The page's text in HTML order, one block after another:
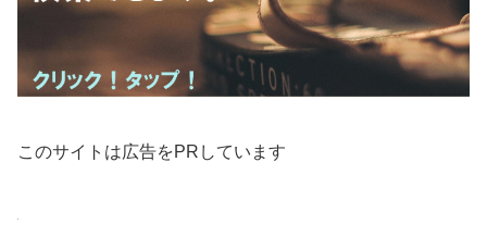
このサイトは広告をPRしています